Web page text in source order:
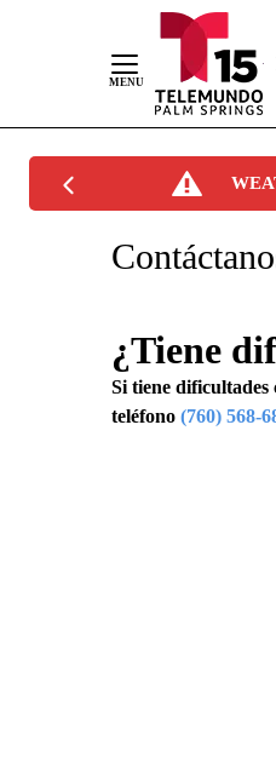
¿Tiene
Si tiene
teléfono (760) 568-